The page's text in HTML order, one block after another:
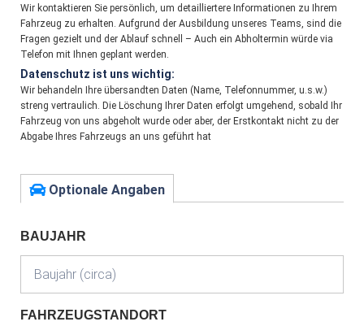
Wir kontaktieren Sie persönlich, um detailliertere Informationen zu Ihrem
Fahrzeug zu erhalten. Aufgrund der Ausbildung unseres Teams, sind die
Fragen gezielt und der Ablauf schnell – Auch ein Abholtermin würde via
Telefon mit Ihnen geplant werden.
Datenschutz ist uns wichtig:
Wir behandeln Ihre übersandten Daten (Name, Telefonnummer, u.s.w.)
streng vertraulich. Die Löschung Ihrer Daten erfolgt umgehend, sobald Ihr
Fahrzeug von uns abgeholt wurde oder aber, der Erstkontakt nicht zu der
Abgabe Ihres Fahrzeugs an uns geführt hat
Optionale Angaben
BAUJAHR
FAHRZEUGSTANDORT